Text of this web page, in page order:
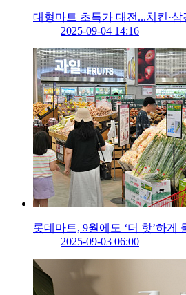
대형마트 초특가 대전...치킨·
2025-09-04 14:16
롯데마트, 9월에도 ‘더 핫’하게
2025-09-03 06:00